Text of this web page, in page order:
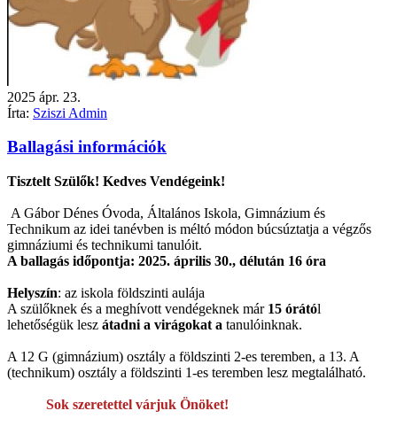
2025 ápr. 23.
Írta: Sziszi Admin
Ballagási információk
Tisztelt Szülők! Kedves Vendégeink!
A Gábor Dénes Óvoda, Általános Iskola, Gimnázium és
Technikum az idei tanévben is méltó módon búcsúztatja a végzős
gimnáziumi és technikumi tanulóit.
A ballagás időpontja: 2025. április 30., délután 16 óra
Helyszín: az iskola földszinti aulája
A szülőknek és a meghívott vendégeknek már 15 órától
lehetőségük lesz átadni a virágokat a tanulóinknak.
A 12 G (gimnázium) osztály a földszinti 2-es teremben, a 13. A
(technikum) osztály a földszinti 1-es teremben lesz megtalálható.
Sok szeretettel várjuk Önöket!